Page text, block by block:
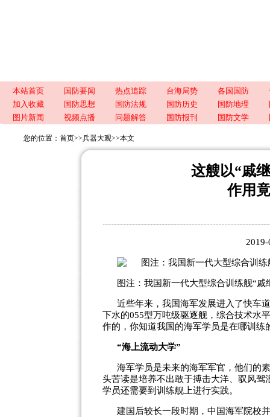
本站首页 国防要闻 热点追踪 台海局势 各国国防
加入收藏
国防思想 国防法规 国防历史 国防地理
图片新闻
视频点播 问题解答 国防报刊 国防文学
您的位置： 首页>>兵器大观>>本文
这艘以“戚
作用
图注：我国新一代大型综合训练舰“戚
近些年来，我国海军发展进入了快车
下水的055型万吨级驱逐舰，综合技术水
作的，你知道我国的海军学员是在哪训练
“海上流动大学”
海军学员是未来的海军军官，他们的
头苦读是培养不出敢于搏击大洋、驭风
学员还需要到训练舰上进行实践。
建国后较长一段时期，中国海军院校